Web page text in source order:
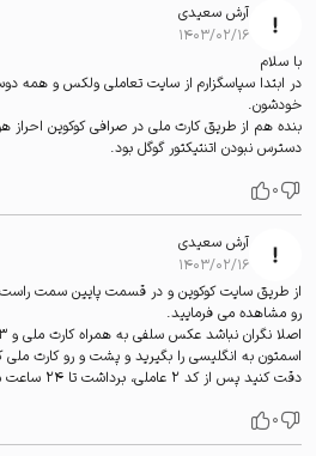
آرش سعیدی
۱۴۰۳/۰۲/۱۶
با سلام
در ابتدا سپاسگزارم از سایت تعاملی ولکس و همه
خودشون.
بنده هم از طریق کارت ملی در صرافی کوکوین احراز
دسترس نبودن اتنتیکتور گوگل بود.
0
آرش سعیدی
۱۴۰۳/۰۲/۱۶
از طریق سایت کوکوین و در قسمت پایین سمت
رو مشاهده می فرمایید.
اسمتون به انگلیسی را بگیرید و پشت و رو کارت ملی
دقت کنید پس از کد 2 عاملی، برداشت تا 24 ساعت ممنوع است./
0